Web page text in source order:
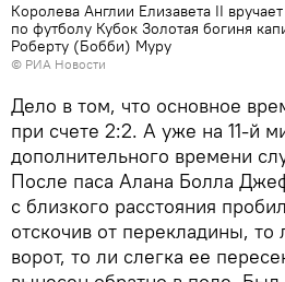
Королева Англии Елизавета II
по футболу Кубок Золотая богиня
Роберту (Бобби) Муру
© РИА Новости
Дело в том, что основное
при счете 2:2. А уже на 11-й
дополнительного времени
После паса Алана Болла
с близкого расстояния
отскочив от перекладины,
ворот, то ли слегка ее